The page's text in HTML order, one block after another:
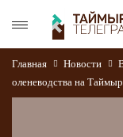
Главная Новости
оленеводства на